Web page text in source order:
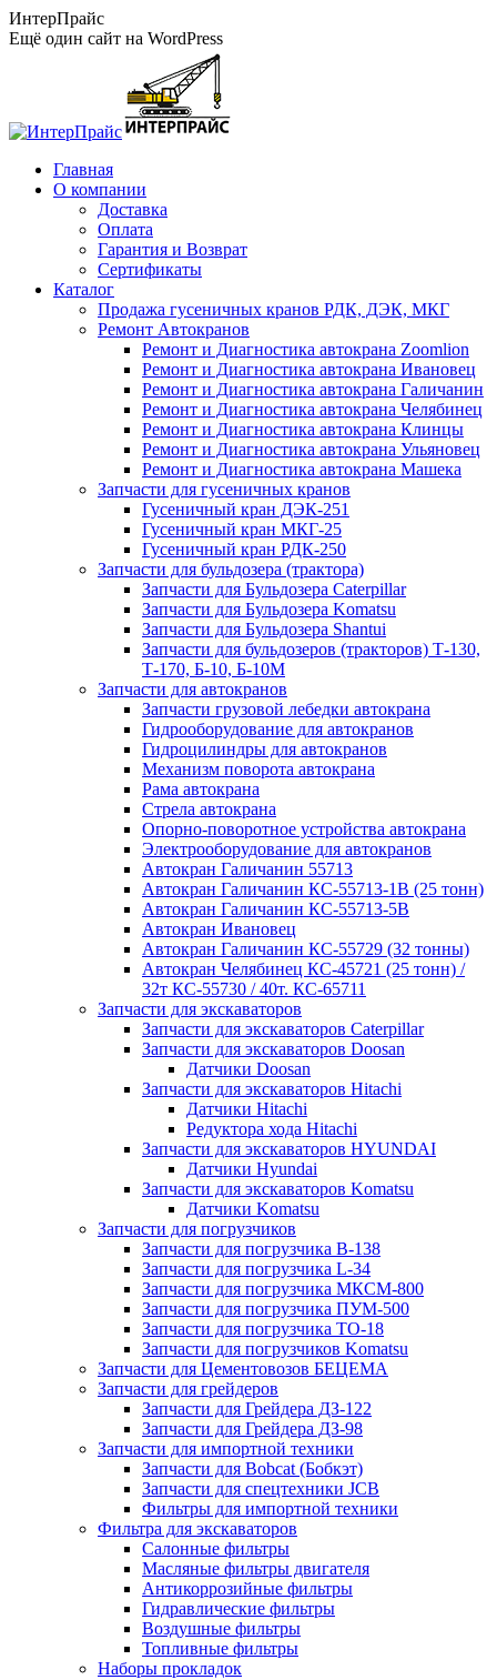
Перейти
к
ИнтерПрайс
Ещё один сайт на WordPress
Главная
О компании
Доставка
Оплата
Гарантия и Возврат
Сертификаты
Каталог
Продажа гусеничных кранов РДК, ДЭК, МКГ
Ремонт Автокранов
Ремонт и Диагностика автокрана Zoomlion
Ремонт и Диагностика автокрана Ивановец
Ремонт и Диагностика автокрана Галичанин
Ремонт и Диагностика автокрана Челябинец
Ремонт и Диагностика автокрана Клинцы
Ремонт и Диагностика автокрана Ульяновец
Ремонт и Диагностика автокрана Машека
Запчасти для гусеничных кранов
Гусеничный кран ДЭК-251
Гусеничный кран МКГ-25
Гусеничный кран РДК-250
Запчасти для бульдозера (трактора)
Запчасти для Бульдозера Caterpillar
Запчасти для Бульдозера Komatsu
Запчасти для Бульдозера Shantui
Запчасти для бульдозеров (тракторов) Т-130,
Т-170, Б-10, Б-10М
Запчасти для автокранов
Запчасти грузовой лебедки автокрана
Гидрооборудование для автокранов
Гидроцилиндры для автокранов
Механизм поворота автокрана
Рама автокрана
Стрела автокрана
Опорно-поворотное устройства автокрана
Электрооборудование для автокранов
Автокран Галичанин 55713
Автокран Галичанин КС-55713-1В (25 тонн)
Автокран Галичанин КС-55713-5В
Автокран Ивановец
Автокран Галичанин КС-55729 (32 тонны)
Автокран Челябинец КС-45721 (25 тонн) /
32т КС-55730 / 40т. КС-65711
Запчасти для экскаваторов
Запчасти для экскаваторов Caterpillar
Запчасти для экскаваторов Doosan
Датчики Doosan
Запчасти для экскаваторов Hitachi
Датчики Hitachi
Редуктора хода Hitachi
Запчасти для экскаваторов HYUNDAI
Датчики Hyundai
Запчасти для экскаваторов Komatsu
Датчики Komatsu
Запчасти для погрузчиков
Запчасти для погрузчика B-138
Запчасти для погрузчика L-34
Запчасти для погрузчика МКСМ-800
Запчасти для погрузчика ПУМ-500
Запчасти для погрузчика ТО-18
Запчасти для погрузчиков Komatsu
Запчасти для Цементовозов БЕЦЕМА
Запчасти для грейдеров
Запчасти для Грейдера ДЗ-122
Запчасти для Грейдера ДЗ-98
Запчасти для импортной техники
Запчасти для Bobcat (Бобкэт)
Запчасти для спецтехники JCB
Фильтры для импортной техники
Фильтра для экскаваторов
Салонные фильтры
Масляные фильтры двигателя
Антикоррозийные фильтры
Гидравлические фильтры
Воздушные фильтры
Топливные фильтры
Наборы прокладок